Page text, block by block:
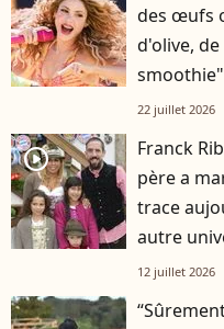
des œufs
d'olive,
smoothie"
22 juillet 2026
player2
Franck
père a
trace
autre
12 juillet 2026